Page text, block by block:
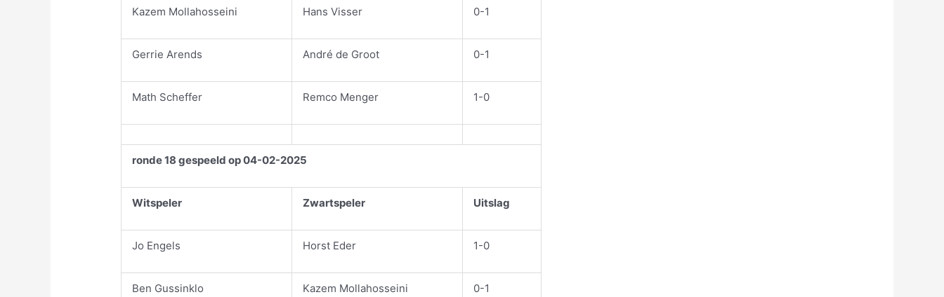
Kazem Mollahosseini Hans Visser 0-1
Gerrie Arends André de Groot 0-1
Math Scheffer Remco Menger 1-0
ronde 18 gespeeld op 04-02-2025
Witspeler Zwartspeler Uitslag
Jo Engels Horst Eder 1-0
Ben Gussinklo Kazem Mollahosseini 0-1